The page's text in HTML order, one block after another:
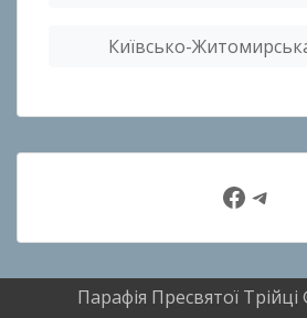
Київсько-
Парафія Пресвятої